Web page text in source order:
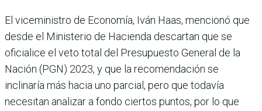
El viceministro de Economía, Iván Haas, mencionó que
desde el Ministerio de Hacienda descartan que se
oficialice el veto total del Presupuesto General de la
Nación (PGN) 2023, y que la recomendación se
inclinaría más hacia uno parcial, pero que todavía
necesitan analizar a fondo ciertos puntos, por lo que